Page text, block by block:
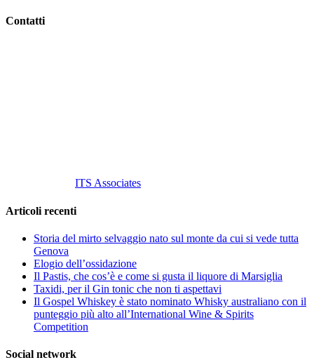
Contatti
ITS Associates
Articoli recenti
Storia del mirto selvaggio nato sul monte da cui si vede tutta
Genova
Elogio dell’ossidazione
Il Pastis, che cos’è e come si gusta il liquore di Marsiglia
Taxidi, per il Gin tonic che non ti aspettavi
Il Gospel Whiskey è stato nominato Whisky australiano con il
punteggio più alto all’International Wine & Spirits
Competition
Social network